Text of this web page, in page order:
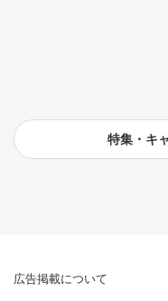
特集・キ
広告掲載について